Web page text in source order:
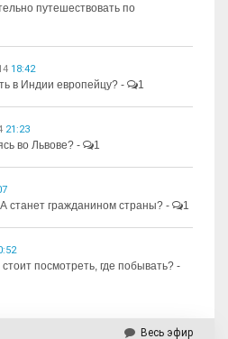
путешествовать по
18:42
в Индии европейцу? - 1
21:23
во Львове? - 1
станет гражданином страны? - 1
посмотреть, где побывать? -
Весь эфир